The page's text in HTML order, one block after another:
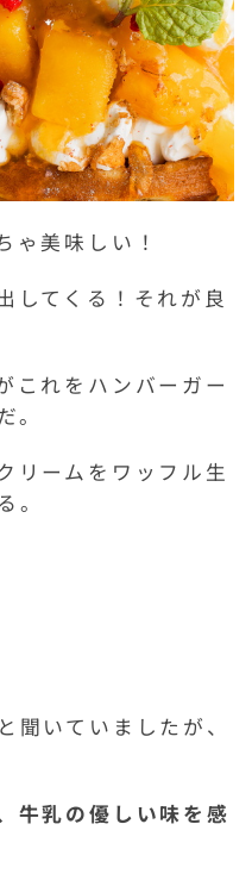
ゃ美味しい！
してくる！それが良
これをハンバーガー
。
リームをワッフル生
。
聞いていましたが、
牛乳の優しい味を感